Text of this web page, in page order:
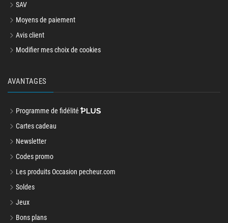
SAV
Moyens de paiement
Avis client
Modifier mes choix de cookies
AVANTAGES
Programme de fidélité
Cartes cadeau
Newsletter
Codes promo
Les produits Occasion pecheur.com
Soldes
Jeux
Bons plans